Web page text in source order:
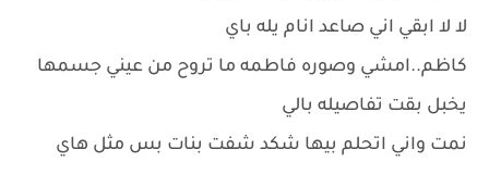
لا لا ابقي اني صاعد انام يله باي
كاظم..امشي وصوره فاطمه ما تروح من عيني جسمها
يخبل بقت تفاصيله بالي
نمت واني اتحلم بيها شكد شفت بنات بس مثل هاي